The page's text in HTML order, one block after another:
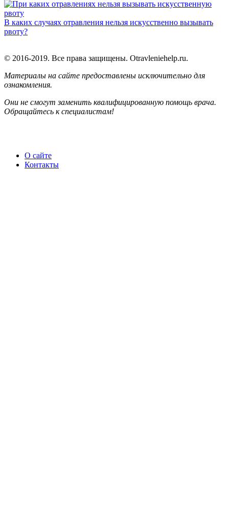
В каких случаях отравления нельзя искусственно вызывать
рвоту?
© 2016-2019. Все права защищены. Otravleniehelp.ru.
Материалы на сайте предоставлены исключительно для
ознакомления.
Они не смогут заменить квалифицированную помощь врача.
Обращайтесь к специалистам!
О сайте
Контакты